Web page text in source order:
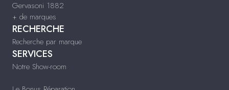
Gervasoni 1882
+ de marques
RECHERCHE
Recherche par marque
SERVICES
Notre Show-room